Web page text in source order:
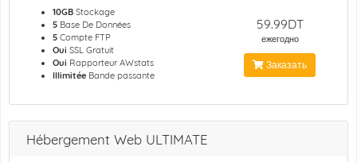
10GB Stockage
5 Base De Données
5 Compte FTP
Oui SSL Gratuit
Oui Rapporteur AWstats
Illimitée Bande passante
59.99DT
ежегодно
Заказать
Hébergement Web ULTIMATE